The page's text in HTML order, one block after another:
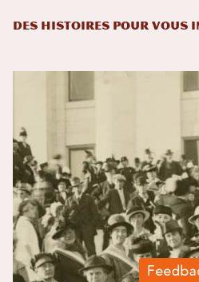
DES HISTOIRES POUR VOUS